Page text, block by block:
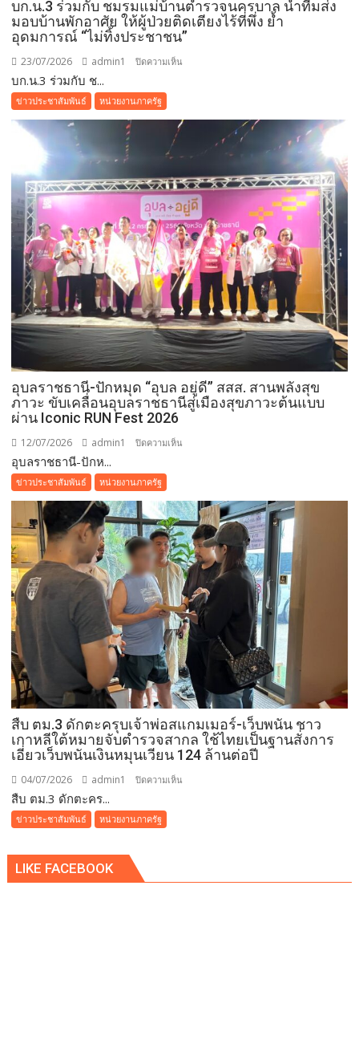
บก.น.3 ร่วมกับ ชมรมแม่บ้านตำรวจนครบาล นำทีมส่ง
มอบบ้านพักอาศัย ให้ผู้ป่วยติดเตียงไร้ที่พึ่ง ย้ำ
อุดมการณ์ “ไม่ทิ้งประชาชน”
23/07/2026 admin1 ปิดความเห็น
ตำรวจนครบาล
นำ
ทีม
ส่ง
มอบ
บ้าน
พัก
อาศัย
ให้
ผู้
ป่วย
เตียง
ไร้
“ไม่
ทิ้ง
ประชาชน”
บก.น.3 ร่วมกับ ช...
ข่าวประชาสัมพันธ์ หน่วยงานภาครัฐ
อุบลราชธานี-ปักหมุด “อุบล อยู่ดี” สสส. สานพลังสุข
ภาวะ ขับเคลื่อนอุบลราชธานีสู่เมืองสุขภาวะต้นแบบ
ผ่าน Iconic RUN Fest 2026
12/07/2026 admin1 ปิดความเห็น
“อุบล
อยู่ดี”
สสส.
สาน
พลัง
สุข
ภาวะ
ขับ
เคลื่อน
อุบลราชธานี
สู่
เมือง
สุข
ภาวะ
ต้นแบบ
อุบลราชธานี-ปักห...
ข่าวประชาสัมพันธ์ หน่วยงานภาครัฐ
สืบ ตม.3 ดักตะครุบเจ้าพ่อสแกมเมอร์-เว็บพนัน ชาว
เกาหลีใต้หมายจับตำรวจสากล ใช้ไทยเป็นฐานสั่งการ
เอี่ยวเว็บพนันเงินหมุนเวียน 124 ล้านต่อปี
04/07/2026 admin1 ปิดความเห็น
พ่อ
สืบ ตม.3 ดักตะคร...
ข่าวประชาสัมพันธ์ หน่วยงานภาครัฐ
LIKE FACEBOOK